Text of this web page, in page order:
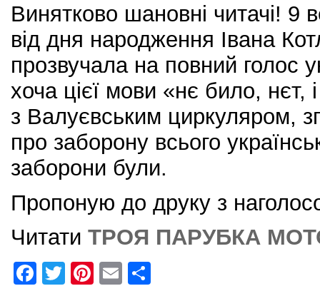
Винятково шановні читачі! 9
від дня народження Івана
прозвучала на повний голос
хоча цієї мови «нє било, нєт,
з Валуєвським циркуляром,
про заборону всього
заборони були.
Пропоную до друку з
Читати ТРОЯ ПАРУБКА
F
T
Pi
E